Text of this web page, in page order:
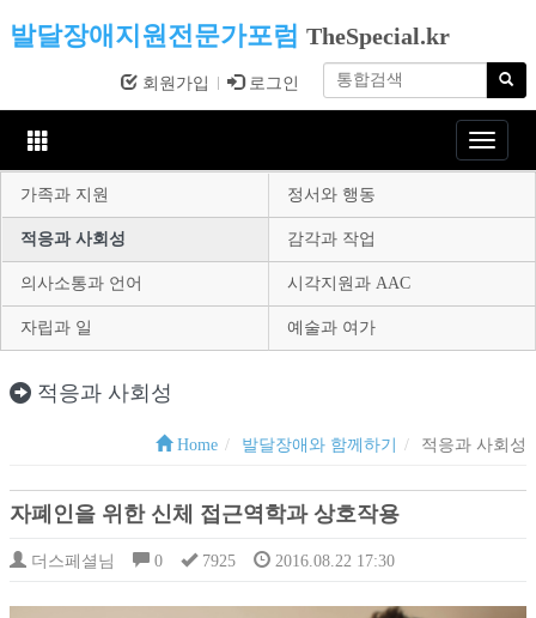
발달장애지원전문가포럼 TheSpecial.kr
회원가입 로그인
Toggle
가족과 지원
정서와 행동
적응과 사회성 감각과 작업
의사소통과 언어 시각지원과 AAC
자립과 일 예술과 여가
적응과 사회성
Home 발달장애와 함께하기 적응과 사회성
자폐인을 위한 신체 접근역학과 상호작용
더스페셜님 0 7925 2016.08.22 17:30